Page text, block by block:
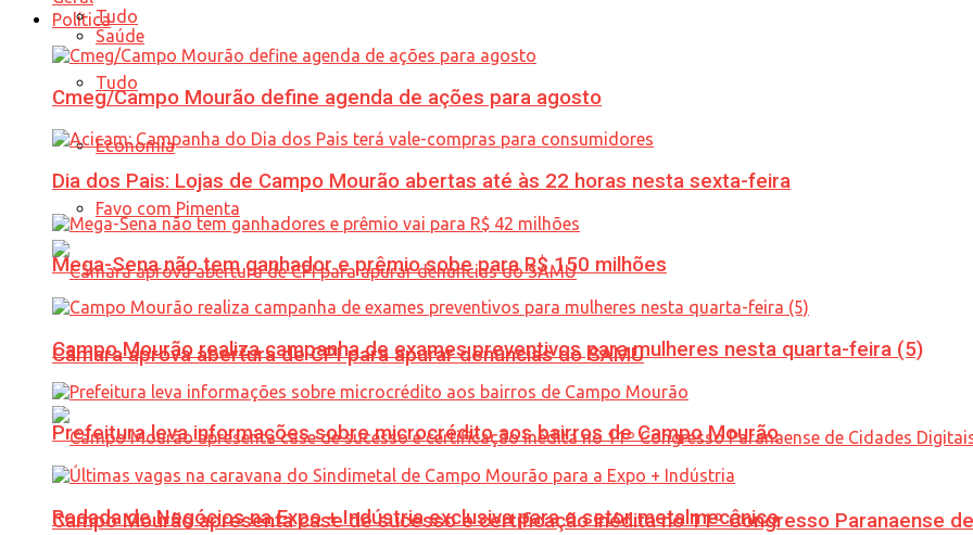
Política
Tudo
Economia
Favo com Pimenta
Câmara aprova abertura de CPI para apurar denúncias do SAMU
Campo Mourão apresenta case de sucesso e certificação inédita no 11º Congresso Paranaense
Tudo
Saúde
Cmeg/Campo Mourão define agenda de ações para agosto
Dia dos Pais: Lojas de Campo Mourão abertas até às 22 horas nesta sexta-feira
Mega-Sena não tem ganhador e prêmio sobe para R$ 150 milhões
Campo Mourão realiza campanha de exames preventivos para mulheres nesta quarta-feira (5)
Prefeitura leva informações sobre microcrédito aos bairros de Campo Mourão
Rodada de Negócios na Expo + Indústria exclusiva para o setor metalmecânico